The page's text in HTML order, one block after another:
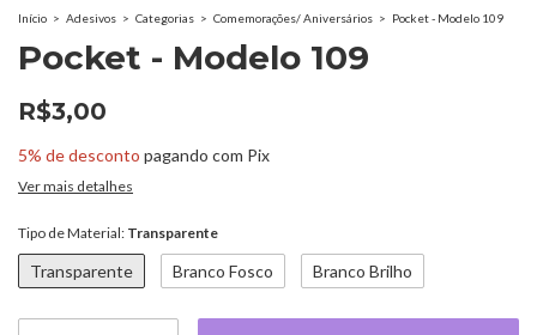
Início > Adesivos > Categorias > Comemorações/ Aniversários > Pocket - Modelo 109
Pocket - Modelo 109
R$3,00
5% de desconto pagando com Pix
Ver mais detalhes
Tipo de Material: Transparente
Transparente Branco Fosco Branco Brilho